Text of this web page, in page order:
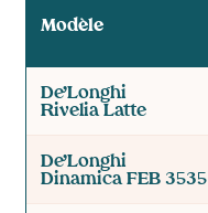
Modèle
De’Longhi
Rivelia Latte
De’Longhi
Dinamica FEB 3535